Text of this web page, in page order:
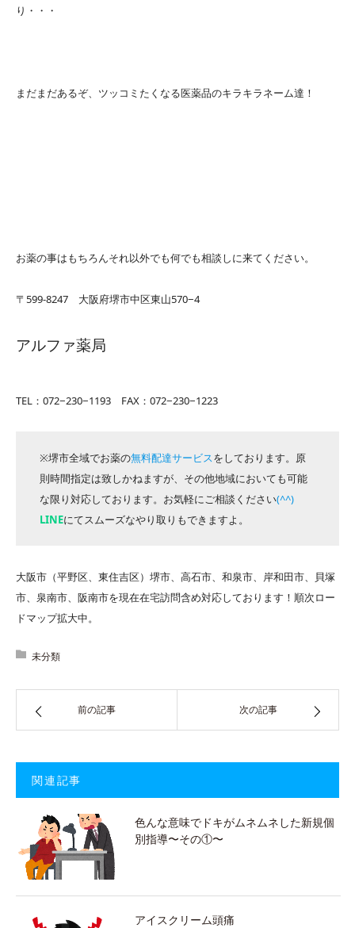
り・・・
まだまだあるぞ、ツッコミたくなる医薬品のキラキラネーム達！
お薬の事はもちろんそれ以外でも何でも相談しに来てください。
〒599-8247 大阪府堺市中区東山570−4
アルファ薬局
TEL：072−230−1193 FAX：072−230−1223
※堺市全域でお薬の無料配達サービスをしております。原
則時間指定は致しかねますが、その他地域においても可能
な限り対応しております。お気軽にご相談ください(^^)
LINEにてスムーズなやり取りもできますよ。
大阪市（平野区、東住吉区）堺市、高石市、和泉市、岸和田市、貝塚
市、泉南市、阪南市を現在在宅訪問含め対応しております！順次ロー
ドマップ拡大中。
未分類
前の記事 次の記事
関連記事
色んな意味でドキがムネムネした新規個
別指導〜その①〜
アイスクリーム頭痛